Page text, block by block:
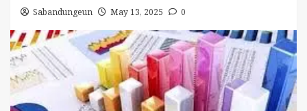
Sabandungeun May 13, 2025 0